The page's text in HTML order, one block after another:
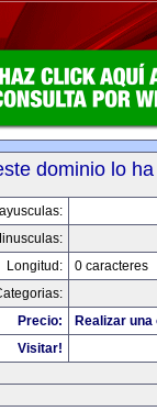
dominio lo
Longitud:
0 caracteres
Precio:
Realizar
Visitar!